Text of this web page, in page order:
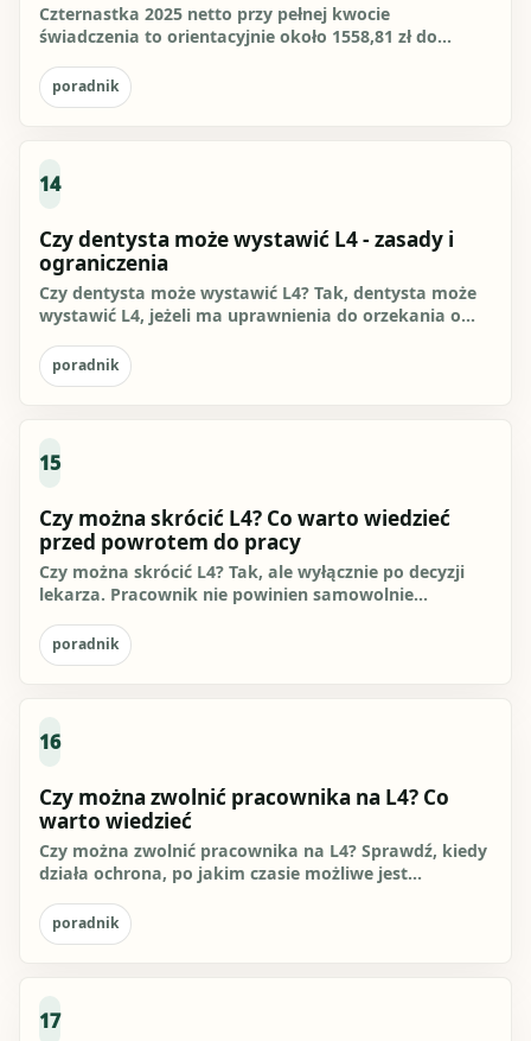
Czternastka 2025 netto przy pełnej kwocie
świadczenia to orientacyjnie około 1558,81 zł do
poradnik
14
Czy dentysta może wystawić L4 - zasady i
ograniczenia
Czy dentysta może wystawić L4? Tak, dentysta może
wystawić L4, jeżeli ma uprawnienia do orzekania o
poradnik
15
Czy można skrócić L4? Co warto wiedzieć
przed powrotem do pracy
Czy można skrócić L4? Tak, ale wyłącznie po decyzji
lekarza. Pracownik nie powinien samowolnie
poradnik
16
Czy można zwolnić pracownika na L4? Co
warto wiedzieć
Czy można zwolnić pracownika na L4? Sprawdź, kiedy
działa ochrona, po jakim czasie możliwe jest
poradnik
17